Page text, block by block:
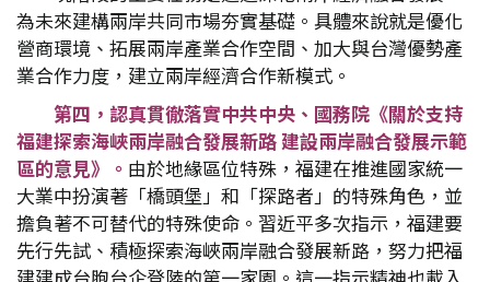
為未來建構兩岸共同市場夯實基礎。具體來說就是優化
營商環境、拓展兩岸產業合作空間、加大與台灣優勢產
業合作力度，建立兩岸經濟合作新模式。
第四，認真貫徹落實中共中央、國務院《關於支持
福建探索海峽兩岸融合發展新路 建設兩岸融合發展示範
區的意見》。 由於地緣區位特殊，福建在推進國家統一
大業中扮演著「橋頭堡」和「探路者」的特殊角色，並
擔負著不可替代的特殊使命。習近平多次指示，福建要
先行先試、積極探索海峽兩岸融合發展新路，努力把福